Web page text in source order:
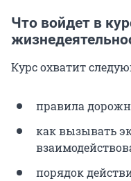
Что войдет в
Курс охватит
правила
как вызывать
порядок